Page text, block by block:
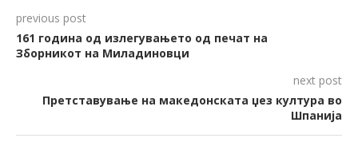
previous post
161 година од излегувањето од печат на
Зборникот на Миладиновци
next post
Претставување на македонската џез култура во
Шпанија